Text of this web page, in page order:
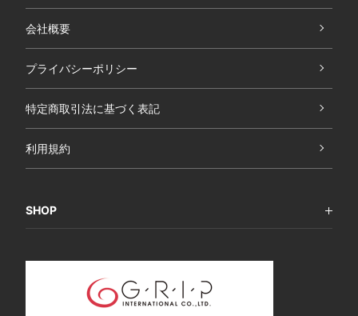
会社概要
プライバシーポリシー
特定商取引法に基づく表記
利用規約
SHOP